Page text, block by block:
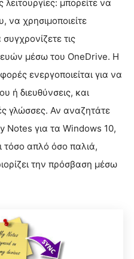
μπορείτε να
να χρησιμοποιείτε
τις
μέσω του OneDrive. Η
ενεργοποιείται για να
ή διευθύνσεις, και
γλώσσες. Αν αναζητάτε
Notes για τα Windows 10,
τόσο απλό όσο παλιά,
την πρόσβαση μέσω